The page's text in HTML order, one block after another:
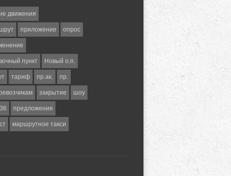
движения
приложение опрос
пункт Новый о.п.
тариф пр.ак. пр.
закрытие шоу
предложения
маршрутное такси